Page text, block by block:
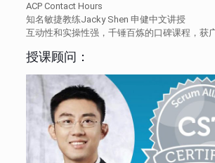
ACP Contact Hours
知名敏捷教练Jacky Shen 申健中文讲授
互动性和实操性强，千锤百炼的口碑课程，获
授课顾问：